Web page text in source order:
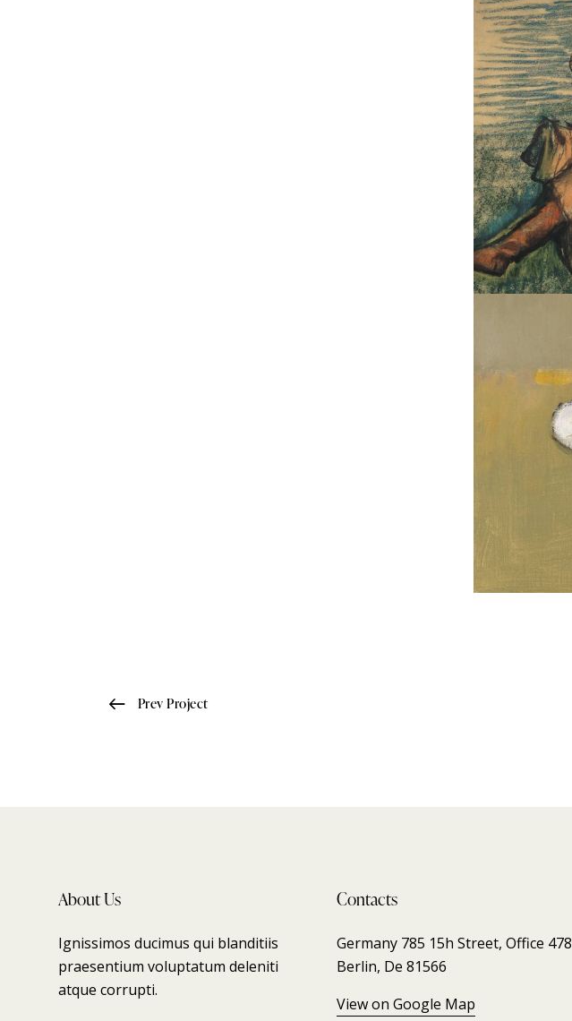
Prev Project
About Us
Ignissimos ducimus qui blanditiis
praesentium voluptatum deleniti
atque corrupti.
Contacts
Germany 785 15h Street, Office 478
Berlin, De 81566
View on Google Map